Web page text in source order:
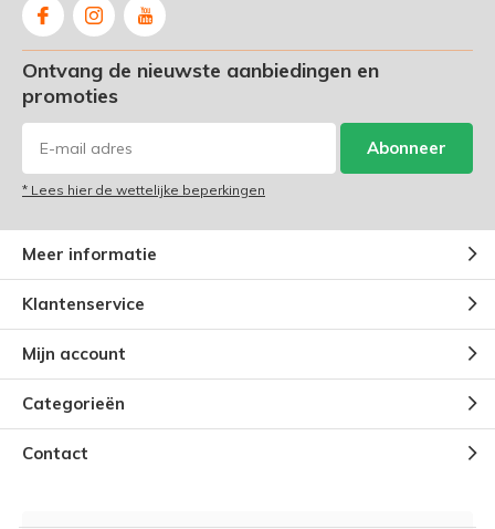
Ontvang de nieuwste aanbiedingen en
promoties
Abonneer
* Lees hier de wettelijke beperkingen
Meer informatie
Klantenservice
Mijn account
Categorieën
Contact